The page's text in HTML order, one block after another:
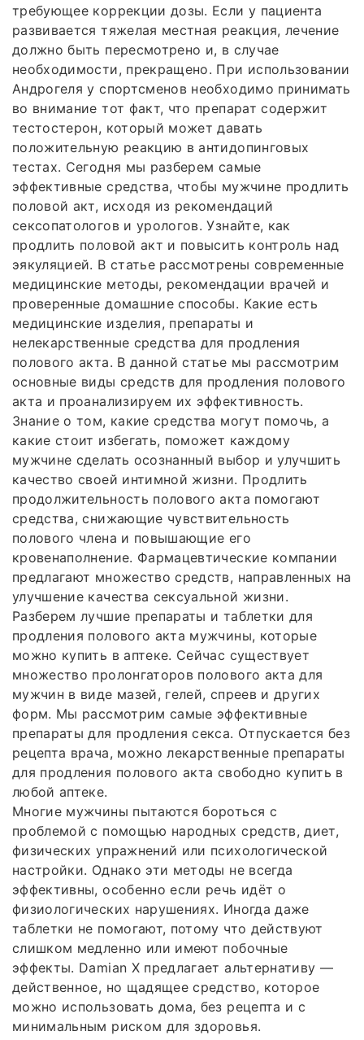
требующее коррекции дозы. Если у пациента
развивается тяжелая местная реакция, лечение
должно быть пересмотрено и, в случае
необходимости, прекращено. При использовании
Андрогеля у спортсменов необходимо принимать
во внимание тот факт, что препарат содержит
тестостерон, который может давать
положительную реакцию в антидопинговых
тестах. Сегодня мы разберем самые
эффективные средства, чтобы мужчине продлить
половой акт, исходя из рекомендаций
сексопатологов и урологов. Узнайте, как
продлить половой акт и повысить контроль над
эякуляцией. В статье рассмотрены современные
медицинские методы, рекомендации врачей и
проверенные домашние способы. Какие есть
медицинские изделия, препараты и
нелекарственные средства для продления
полового акта. В данной статье мы рассмотрим
основные виды средств для продления полового
акта и проанализируем их эффективность.
Знание о том, какие средства могут помочь, а
какие стоит избегать, поможет каждому
мужчине сделать осознанный выбор и улучшить
качество своей интимной жизни. Продлить
продолжительность полового акта помогают
средства, снижающие чувствительность
полового члена и повышающие его
кровенаполнение. Фармацевтические компании
предлагают множество средств, направленных на
улучшение качества сексуальной жизни.
Разберем лучшие препараты и таблетки для
продления полового акта мужчины, которые
можно купить в аптеке. Сейчас существует
множество пролонгаторов полового акта для
мужчин в виде мазей, гелей, спреев и других
форм. Мы рассмотрим самые эффективные
препараты для продления секса. Отпускается без
рецепта врача, можно лекарственные препараты
для продления полового акта свободно купить в
любой аптеке.
Многие мужчины пытаются бороться с
проблемой с помощью народных средств, диет,
физических упражнений или психологической
настройки. Однако эти методы не всегда
эффективны, особенно если речь идёт о
физиологических нарушениях. Иногда даже
таблетки не помогают, потому что действуют
слишком медленно или имеют побочные
эффекты. Damian X предлагает альтернативу —
действенное, но щадящее средство, которое
можно использовать дома, без рецепта и с
минимальным риском для здоровья.